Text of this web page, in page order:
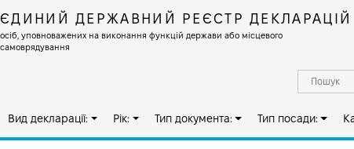
ЄДИНИЙ ДЕРЖАВНИЙ РЕЄСТР ДЕКЛАРАЦІЙ
осіб, уповноважених на виконання функцій держави або місцевого
самоврядування
Вид декларації: Рік: Тип документа: Тип посади: